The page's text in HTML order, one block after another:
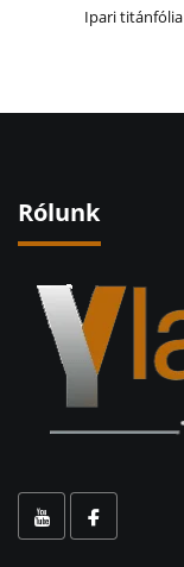
Ipari titánfólia
Rólunk